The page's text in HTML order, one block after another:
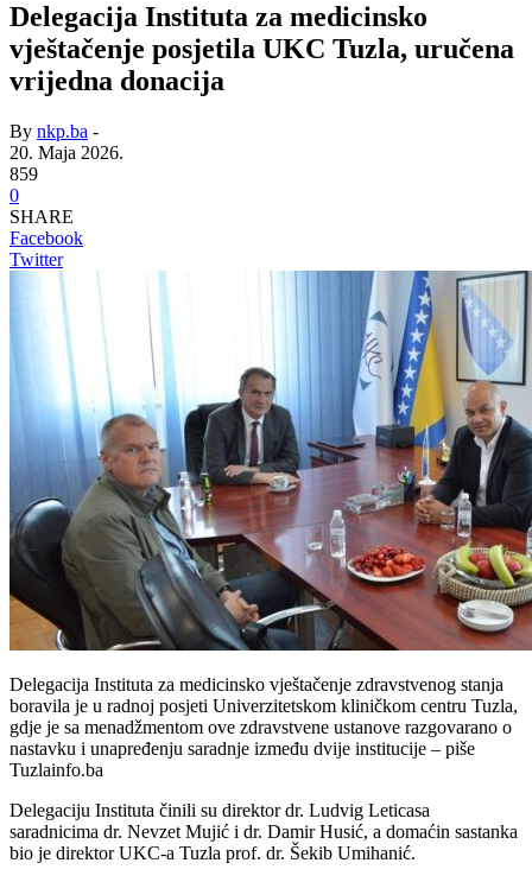
Delegacija Instituta za medicinsko
vještačenje posjetila UKC Tuzla, uručena
vrijedna donacija
By nkp.ba -
20. Maja 2026.
859
0
SHARE
Facebook
Twitter
Delegacija Instituta za medicinsko vještačenje zdravstvenog stanja
boravila je u radnoj posjeti Univerzitetskom kliničkom centru Tuzla,
gdje je sa menadžmentom ove zdravstvene ustanove razgovarano o
nastavku i unapređenju saradnje između dvije institucije – piše
Tuzlainfo.ba
Delegaciju Instituta činili su direktor dr. Ludvig Leticasa
saradnicima dr. Nevzet Mujić i dr. Damir Husić, a domaćin sastanka
bio je direktor UKC-a Tuzla prof. dr. Šekib Umihanić.